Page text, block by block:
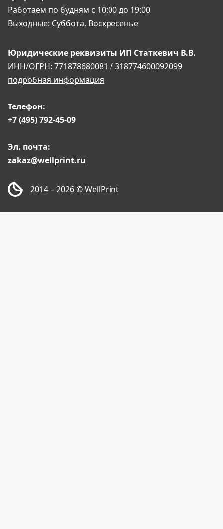
Работаем по будням с 10:00 до 19:00
Выходные: Суббота, Воскресенье
Юридические реквизиты ИП Статкевич В.В.
ИНН/ОГРН: 771878680081 / 318774600092099
подробная информация
Телефон:
+7 (495) 792-45-09
Эл. почта:
zakaz@wellprint.ru
2014 – 2026© WellPrint